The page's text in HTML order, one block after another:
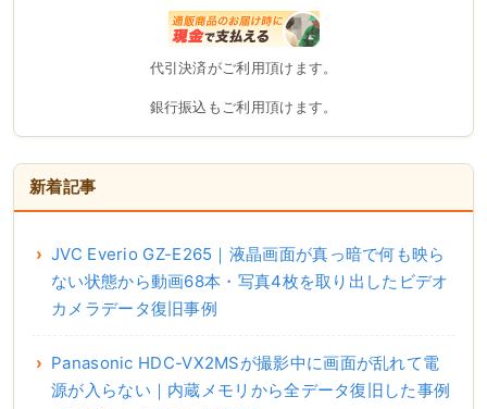
代引決済がご利用頂けます。
銀行振込もご利用頂けます。
新着記事
JVC Everio GZ-E265｜液晶画面が真っ暗で何も映ら
ない状態から動画68本・写真4枚を取り出したビデオ
カメラデータ復旧事例
Panasonic HDC-VX2MSが撮影中に画面が乱れて電
源が入らない｜内蔵メモリから全データ復旧した事例